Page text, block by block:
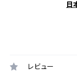
日
レビュー